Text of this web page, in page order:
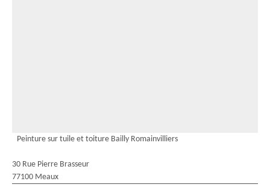
Peinture sur tuile et toiture Bailly Romainvilliers
30 Rue Pierre Brasseur
77100 Meaux